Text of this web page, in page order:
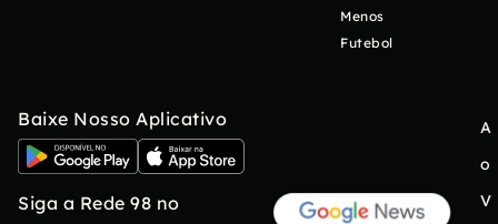
Menos
Futebol
Baixe Nosso Aplicativo
Siga a Rede 98 no
A
o
V